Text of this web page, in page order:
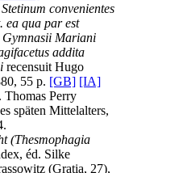
convenientes
ea qua par est
Gymnasii Mariani
addita
recensuit Hugo
55 p. [GB] [IA]
Thomas Perry
späten Mittelalters,
(Thesmophagia
éd. Silke
(Gratia, 27),